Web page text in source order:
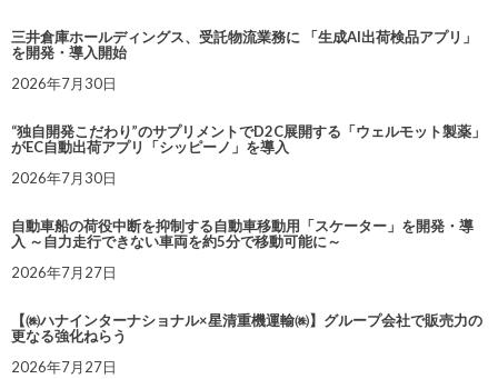
三井倉庫ホールディングス、受託物流業務に 「生成AI出荷検品アプリ」
を開発・導入開始
2026年7月30日
“独自開発こだわり”のサプリメントでD2C展開する「ウェルモット製薬」
がEC自動出荷アプリ「シッピーノ」を導入
2026年7月30日
自動車船の荷役中断を抑制する自動車移動用「スケーター」を開発・導
入 ～自力走行できない車両を約5分で移動可能に～
2026年7月27日
【㈱ハナインターナショナル×星清重機運輸㈱】グループ会社で販売力の
更なる強化ねらう
2026年7月27日